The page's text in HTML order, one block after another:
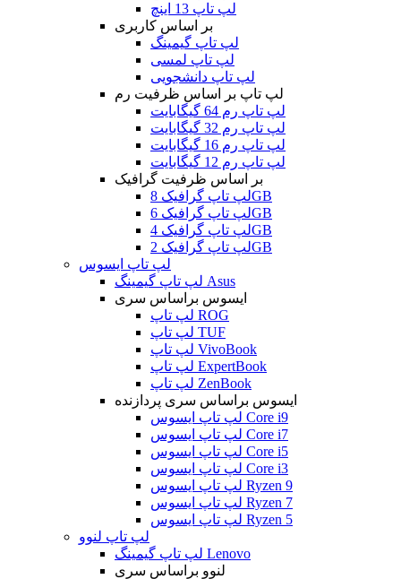
لپ تاپ 13 اینچ
بر اساس کاربری
لپ تاپ گیمینگ
لپ تاپ لمسی
لپ تاپ دانشجویی
لپ تاپ بر اساس ظرفیت رم
لپ تاپ رم 64 گیگابایت
لپ تاپ رم 32 گیگابایت
لپ تاپ رم 16 گیگابایت
لپ تاپ رم 12 گیگابایت
بر اساس ظرفیت گرافیک
لپ تاپ گرافیک 8GB
لپ تاپ گرافیک 6GB
لپ تاپ گرافیک 4GB
لپ تاپ گرافیک 2GB
لپ تاپ ایسوس
لپ تاپ گیمینگ Asus
ایسوس براساس سری
لپ تاپ ROG
لپ تاپ TUF
لپ تاپ VivoBook
لپ تاپ ExpertBook
لپ تاپ ZenBook
ایسوس براساس سری پردازنده
لپ تاپ ایسوس Core i9
لپ تاپ ایسوس Core i7
لپ تاپ ایسوس Core i5
لپ تاپ ایسوس Core i3
لپ تاپ ایسوس Ryzen 9
لپ تاپ ایسوس Ryzen 7
لپ تاپ ایسوس Ryzen 5
لپ تاپ لنوو
لپ تاپ گیمینگ Lenovo
لنوو براساس سری